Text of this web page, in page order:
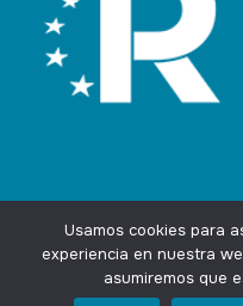
Design byAgencia
Usamos cookies para
experiencia en nuestra
asumiremos que